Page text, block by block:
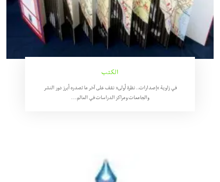
الكتب
في زاوية “إصدارات.. نظرة أولى” نقف على آخر ما تصدره أبرز دور النشر
والجامعات ومراكز الدراسات في العالم…